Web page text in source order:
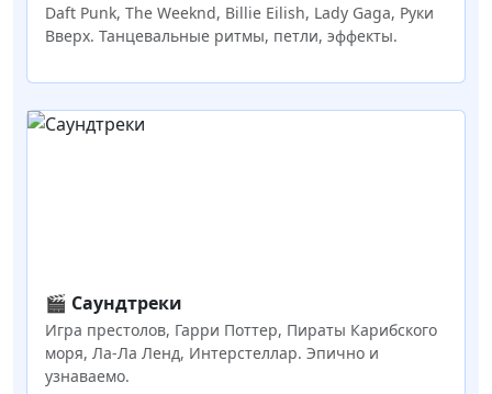
Daft Punk, The Weeknd, Billie Eilish, Lady Gaga, Руки
Вверх. Танцевальные ритмы, петли, эффекты.
🎬 Саундтреки
Игра престолов, Гарри Поттер, Пираты Карибского
моря, Ла-Ла Ленд, Интерстеллар. Эпично и
узнаваемо.